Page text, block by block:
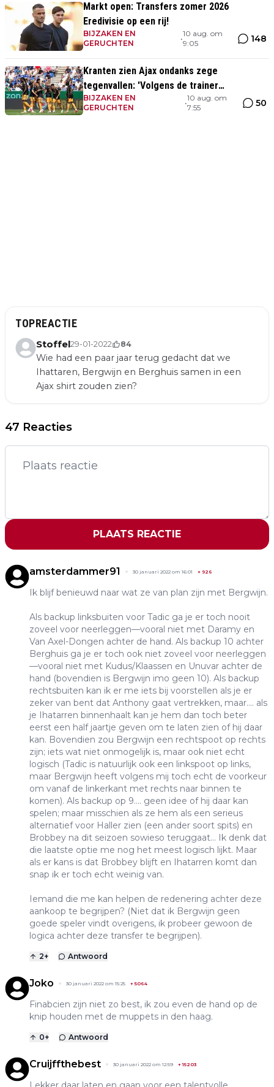
Markt open: Transfers zomer 2026
Eredivisie op een rij!
BIJZAKEN EN
GERUCHTEN
•
10 aug. om
9:05
148
Kranten zien Ajax ondanks zege
tegenvallen: 'Volgens de trainer
aandachtspunt op transfermarkt'
BIJZAKEN EN
GERUCHTEN
•
10 aug. om
7:55
50
TOPREACTIE
Stoffel29-01-2022 84
Wie had een paar jaar terug gedacht dat we
Ihattaren, Bergwijn en Berghuis samen in een
Ajax shirt zouden zien?
47 Reacties
PLAATS REACTIE
amsterdammer91 30 januari 2022 om 16:01 + 926
Ik blijf benieuwd naar wat ze van plan zijn met Bergwijn.
Als backup linksbuiten voor Tadic ga je er toch nooit
zoveel voor neerleggen—vooral niet met Daramy en
Van Axel-Dongen achter de hand. Als backup 10 achter
Berghuis ga je er toch ook niet zoveel voor neerleggen
—vooral niet met Kudus/Klaassen en Unuvar achter de
hand (bovendien is Bergwijn imo geen 10). Als backup
rechtsbuiten kan ik er me iets bij voorstellen als je er
zeker van bent dat Anthony gaat vertrekken, maar.... als
je Ihatarren binnenhaalt kan je hem dan toch beter
eerst een half jaartje geven om te laten zien of hij daar
kan. Bovendien zou Bergwijn een rechtspoot op rechts
zijn; iets wat niet onmogelijk is, maar ook niet echt
logisch (Tadic is natuurlijk ook een linkspoot op links,
maar Bergwijn heeft volgens mij toch echt de voorkeur
om vanaf de linkerkant met rechts naar binnen te
komen). Als backup op 9.... geen idee of hij daar kan
spelen; maar misschien als ze hem als een serieus
alternatief voor Haller zien (een ander soort spits) en
Brobbey na dit seizoen sowieso teruggaat... Ik denk dat
die laatste optie me nog het meest logisch lijkt. Maar
als er kans is dat Brobbey blijft en Ihatarren komt dan
snap ik er toch echt weinig van.
Iemand die me kan helpen de redenering achter deze
aankoop te begrijpen? (Niet dat ik Bergwijn geen
goede speler vindt overigens, ik probeer gewoon de
logica achter deze transfer te begrijpen).
2+ Antwoord
Joko 30 januari 2022 om 15:25 +5064
Finabcien zijn niet zo best, ik zou even de hand op de
knip houden met de muppets in den haag.
0+ Antwoord
Cruijffthebest 30 januari 2022 om 12:59 +15203